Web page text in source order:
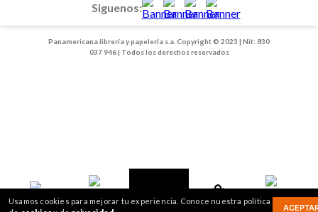
Usamos cookies para mejorar tu experiencia. Conoce nuestra política
Inicio
Panamericana librería y papelería s.a. Copyright © 2023 | Nit: 830
037 946 | Todos los derechos reservados
Siguenos:
2